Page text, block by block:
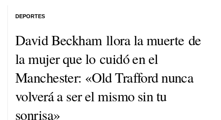
David Beckham llora la muerte de
la mujer que lo cuidó en el
Manchester: «Old Trafford nunca
volverá a ser el mismo sin tu
sonrisa»
DEPORTES